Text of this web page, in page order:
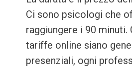
Ci sono psicologi che
raggiungere i 90
tariffe online siano
presenziali, ogni